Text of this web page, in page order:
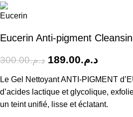
Eucerin Anti-pigment
د.م.300.00 د.م.189.00
Le Gel Nettoyant ANTI-PIGMENT
d’acides lactique et glycolique,
un teint unifié, lisse et éclatant.